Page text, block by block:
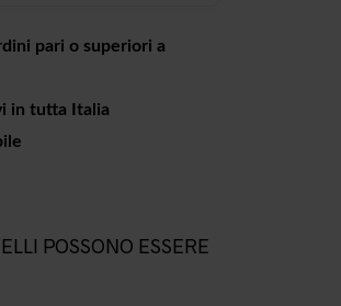
pari o superiori a
in tutta Italia
POSSONO ESSERE